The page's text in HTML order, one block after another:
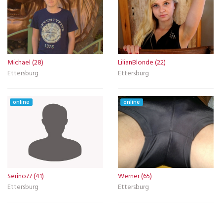
Michael (28)
Ettersburg
LilianBlonde (22)
Ettersburg
online
Serino77 (41)
Ettersburg
online
Werner (65)
Ettersburg